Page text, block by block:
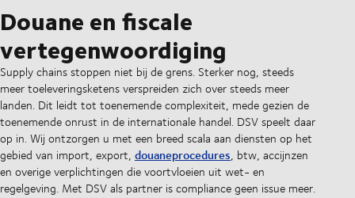
Douane en fiscale
vertegenwoordiging
Supply chains stoppen niet bij de grens. Sterker nog, steeds
meer toeleveringsketens verspreiden zich over steeds meer
landen. Dit leidt tot toenemende complexiteit, mede gezien de
toenemende onrust in de internationale handel. DSV speelt daar
op in. Wij ontzorgen u met een breed scala aan diensten op het
gebied van import, export, douaneprocedures, btw, accijnzen
en overige verplichtingen die voortvloeien uit wet- en
regelgeving. Met DSV als partner is compliance geen issue meer.